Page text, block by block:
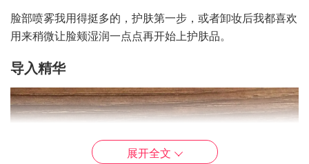
脸部喷雾我用得挺多的，护肤第一步，或者卸妆后我都喜欢
用来稍微让脸颊湿润一点点再开始上护肤品。
导入精华
展开全文